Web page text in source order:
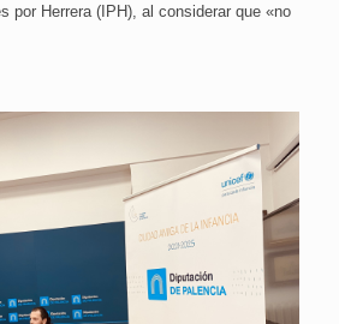
por Herrera (IPH), al considerar que «no